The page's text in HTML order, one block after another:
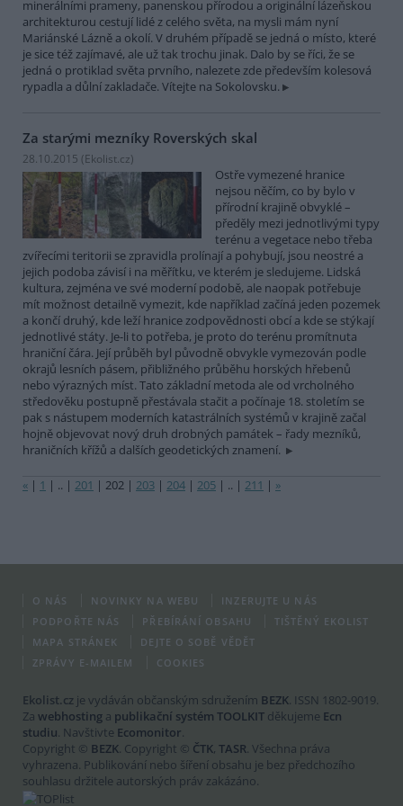
minerálními prameny, panenskou přírodou a originální lázeňskou
architekturou cestují lidé z celého světa, na mysli mám nyní
Mariánské Lázně a okolí. V druhém případě se jedná o místo, které
je sice též zajímavé, ale už tak trochu jinak. Dalo by se říci, že se
jedná o protiklad světa prvního, nalezete zde především kolesová
rypadla a důlní zakladače. Vítejte na Sokolovsku.
Za starými mezníky Roverských skal
28.10.2015 (Ekolist.cz)
Ostře vymezené hranice
nejsou něčím, co by bylo v
přírodní krajině obvyklé –
předěly mezi jednotlivými typy
terénu a vegetace nebo třeba
zvířecími teritorii se zpravidla prolínají a pohybují, jsou neostré a
jejich podoba závisí i na měřítku, ve kterém je sledujeme. Lidská
kultura, zejména ve své moderní podobě, ale naopak potřebuje
mít možnost detailně vymezit, kde například začíná jeden pozemek
a končí druhý, kde leží hranice zodpovědnosti obcí a kde se stýkají
jednotlivé státy. Je-li to potřeba, je proto do terénu promítnuta
hraniční čára. Její průběh byl původně obvykle vymezován podle
okrajů lesních pásem, přibližného průběhu horských hřebenů
nebo výrazných míst. Tato základní metoda ale od vrcholného
středověku postupně přestávala stačit a počínaje 18. stoletím se
pak s nástupem moderních katastrálních systémů v krajině začal
hojně objevovat nový druh drobných památek – řady mezníků,
hraničních křížů a dalších geodetických znamení.
« | 1 | .. | 201 | 202 | 203 | 204 | 205 | .. | 211 | »
O NÁS NOVINKY NA WEBU
INZERUJTE U NÁS
PODPOŘTE NÁS
PŘEBÍRÁNÍ OBSAHU
TIŠTĚNÝ EKOLIST
MAPA STRÁNEK
DEJTE O SOBĚ VĚDĚT
ZPRÁVY E-MAILEM
COOKIES
Ekolist.cz je vydáván občanským sdružením BEZK. ISSN 1802-9019.
Za webhosting a publikační systém TOOLKIT děkujeme Ecn
studiu. Navštivte Ecomonitor.
Copyright © BEZK. Copyright © ČTK, TASR. Všechna práva
vyhrazena. Publikování nebo šíření obsahu je bez předchozího
souhlasu držitele autorských práv zakázáno.